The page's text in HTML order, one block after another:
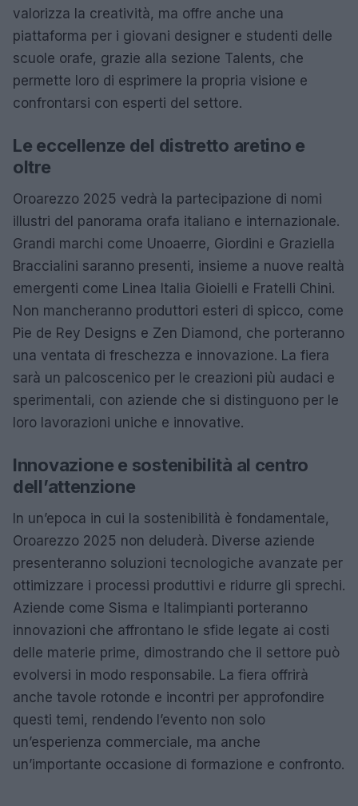
valorizza la creatività, ma offre anche una
piattaforma per i giovani designer e studenti delle
scuole orafe, grazie alla sezione Talents, che
permette loro di esprimere la propria visione e
confrontarsi con esperti del settore.
Le eccellenze del distretto aretino e
oltre
Oroarezzo 2025 vedrà la partecipazione di nomi
illustri del panorama orafa italiano e internazionale.
Grandi marchi come Unoaerre, Giordini e Graziella
Braccialini saranno presenti, insieme a nuove realtà
emergenti come Linea Italia Gioielli e Fratelli Chini.
Non mancheranno produttori esteri di spicco, come
Pie de Rey Designs e Zen Diamond, che porteranno
una ventata di freschezza e innovazione. La fiera
sarà un palcoscenico per le creazioni più audaci e
sperimentali, con aziende che si distinguono per le
loro lavorazioni uniche e innovative.
Innovazione e sostenibilità al centro
dell’attenzione
In un’epoca in cui la sostenibilità è fondamentale,
Oroarezzo 2025 non deluderà. Diverse aziende
presenteranno soluzioni tecnologiche avanzate per
ottimizzare i processi produttivi e ridurre gli sprechi.
Aziende come Sisma e Italimpianti porteranno
innovazioni che affrontano le sfide legate ai costi
delle materie prime, dimostrando che il settore può
evolversi in modo responsabile. La fiera offrirà
anche tavole rotonde e incontri per approfondire
questi temi, rendendo l’evento non solo
un’esperienza commerciale, ma anche
un’importante occasione di formazione e confronto.